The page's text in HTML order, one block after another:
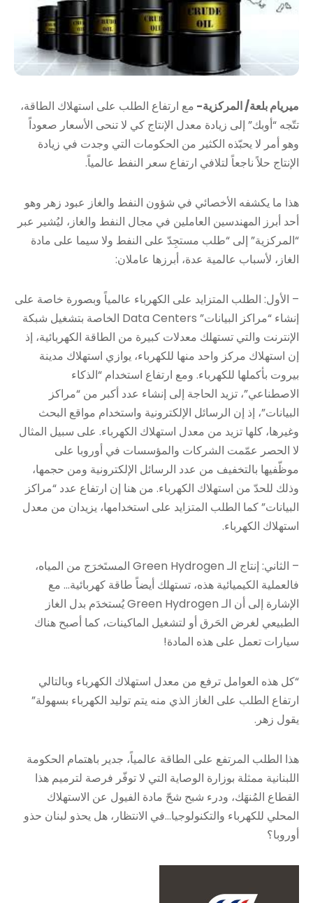
ميريام بلعة/ المركزية- مع ارتفاع الطلب على استهلاك الطاقة،
تتّجه “أوبك” إلى زيادة معدل الإنتاج كي لا تنحى الأسعار صعوداً
وهو أمر لا يحبّذه الكثير من الحكومات التي وجدت في زيادة
الإنتاج حلاً ناجعاً لتلافي ارتفاع سعر النفط عالمياً.
هذا ما يكشفه الأخصائي في شؤون النفط والغاز عبود زهر وهو
أحد أبرز المهندسين العاملين في مجال النفط والغاز، ليُشير عبر
“المركزية” إلى “طلب مستجِدّ على النفط ولا سيما على مادة
الغاز، لأسباب عالمية عدة، أبرزها عاملان:
– الأول: الطلب المتزايد على الكهرباء عالمياً وبصورة خاصة على
إنشاء “مراكز البيانات” Data Centers الخاصة بتشغيل شبكة
الإنترنت والتي تستهلك معدلات كبيرة من الطاقة الكهربائية، إذ
إن استهلاك مركز واحد منها للكهرباء، يوازي استهلاك مدينة
بيروت بأكملها للكهرباء. ومع ارتفاع استخدام “الذكاء
الاصطناعي”، تزيد الحاجة إلى إنشاء عدد أكبر من “مراكز
البيانات”، إذ إن الرسائل الإلكترونية واستخدام مواقع البحث
وغيرها، كلها تزيد من معدل استهلاك الكهرباء. على سبيل المثال
لا الحصر عمّمت الشركات والمؤسسات في أوروبا على
موظّفيها بالتخفيف من عدد الرسائل الإلكترونية ومن حجمها،
وذلك للحدّ من استهلاك الكهرباء. من هنا إن ارتفاع عدد “مراكز
البيانات” كما الطلب المتزايد على استخدامها، يزيدان من معدل
استهلاك الكهرباء.
– الثاني: إنتاج الـ Green Hydrogen المستَخرَج من المياه،
فالعملية الكيميائية هذه، تستهلك أيضاً طاقة كهربائية… مع
الإشارة إلى أن الـ Green Hydrogen يُستخدَم بدل الغاز
الطبيعي لغرض الحَرق أو لتشغيل الماكينات، كما أصبح هناك
سيارات تعمل على هذه المادة!
“كل هذه العوامل ترفع من معدل استهلاك الكهرباء وبالتالي
ارتفاع الطلب على الغاز الذي منه يتم توليد الكهرباء بسهولة”
يقول زهر.
هذا الطلب المرتفع على الطاقة عالمياً، جدير باهتمام الحكومة
اللبنانية ممثلة بوزارة الوصاية التي لا توفّر فرصة لترميم هذا
القطاع المُنهَك، ودرء شبح شحّ مادة الفيول عن الاستهلاك
المحلي للكهرباء والتكنولوجيا…في الانتظار، هل يحذو لبنان حذو
أوروبا؟